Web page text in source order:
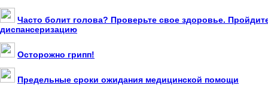
Часто болит голова? Проверьте свое здоровье.
диспансеризацию
Осторожно грипп!
Предельные сроки ожидания медицинской помощи